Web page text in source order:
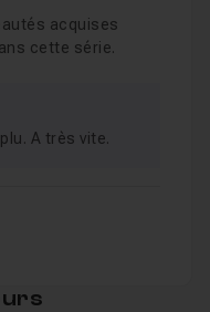
acquises
cette série.
A très vite.